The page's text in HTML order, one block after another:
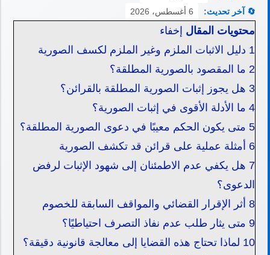
🔄 آخر تحديث:
6 أغسطس، 2026
محتويات المقال إخفاء
1 دليل الاثبات الملزم وغير الملزم لكسف الصورية
2 ما المقصود بالصورية المطلقة؟
3 هل يجوز إثبات الصورية المطلقة بالقرائن؟
4 ما الأدلة الأقوى في إثبات الصورية؟
5 متى يكون الحكم معيبًا في دعوى الصورية المطلقة؟
6 أمثلة عملية على قرائن قد تكشف الصورية
7 هل يكفي عدم الاطمئنان إلى شهود الإثبات لرفض
الدعوى؟
8 أثر الإقرار القضائي والمواقف السابقة للخصوم
9 متى يثار طلب عدم نفاذ التصرف احتياطيًا؟
10 لماذا تحتاج هذه القضايا إلى معالجة قانونية دقيقة؟